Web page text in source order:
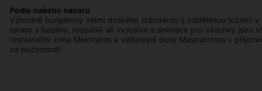
Podle našeho názoru
Výhodné bungalovy velmi dobrého standardu s oddělenou ložnicí
terasy s bazény, rozsáhlé all inclusive a animace pro všechny jsou
restaurační zóna Meloneras a velkolepé duny Maspalomas v
za pozornost!